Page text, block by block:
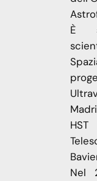
È
Nel